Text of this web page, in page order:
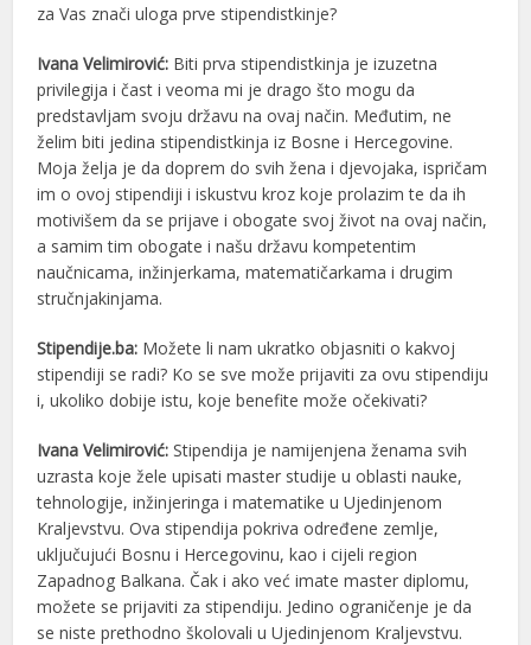
za Vas znači uloga prve stipendistkinje?
Ivana Velimirović: Biti prva stipendistkinja je izuzetna
privilegija i čast i veoma mi je drago što mogu da
predstavljam svoju državu na ovaj način. Međutim, ne
želim biti jedina stipendistkinja iz Bosne i Hercegovine.
Moja želja je da doprem do svih žena i djevojaka, ispričam
im o ovoj stipendiji i iskustvu kroz koje prolazim te da ih
motivišem da se prijave i obogate svoj život na ovaj način,
a samim tim obogate i našu državu kompetentim
naučnicama, inžinjerkama, matematičarkama i drugim
stručnjakinjama.
Stipendije.ba: Možete li nam ukratko objasniti o kakvoj
stipendiji se radi? Ko se sve može prijaviti za ovu stipendiju
i, ukoliko dobije istu, koje benefite može očekivati?
Ivana Velimirović: Stipendija je namijenjena ženama svih
uzrasta koje žele upisati master studije u oblasti nauke,
tehnologije, inžinjeringa i matematike u Ujedinjenom
Kraljevstvu. Ova stipendija pokriva određene zemlje,
uključujući Bosnu i Hercegovinu, kao i cijeli region
Zapadnog Balkana. Čak i ako već imate master diplomu,
možete se prijaviti za stipendiju. Jedino ograničenje je da
se niste prethodno školovali u Ujedinjenom Kraljevstvu.